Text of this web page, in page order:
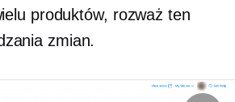
produktów, rozważ ten
zmian.